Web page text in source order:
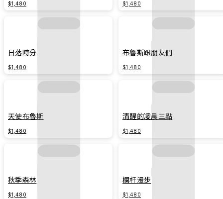
$1,480 $1,480
日落時分
$1,480
布魯斯跟朋友們
$1,480
天使布魯斯
$1,480
清醒的凌晨三點
$1,480
秋季森林
$1,480
欄杆漫步
$1,480